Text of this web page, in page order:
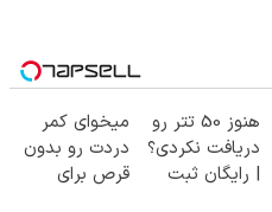
هنوز 50 تتر رو
دریافت نکردی؟
| رایگان ثبت
میخوای کمر
دردت رو بدون
قرص برای